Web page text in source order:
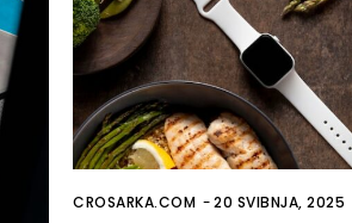
CROSARKA.COM -20 SVIBNJA, 2025